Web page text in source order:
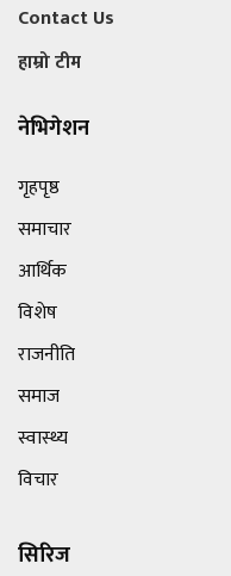
Contact Us
हाम्रो टीम
नेभिगेशन
गृहपृष्ठ
समाचार
आर्थिक
विशेष
राजनीति
समाज
स्वास्थ्य
विचार
सिरिज